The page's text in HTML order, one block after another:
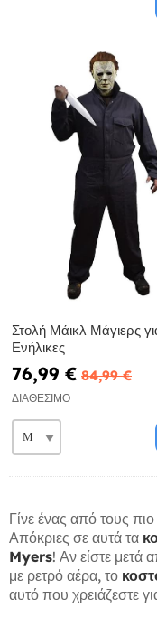
Στολή Μάικλ Μάγιερς
Ενήλικες
76,99 € 84,99 €
ΔΙΑΘΈΣΙΜΟ
Γίνε ένας από τους
Απόκριες σε αυτά τα
Myers! Αν είστε μετά
με ρετρό αέρα, το
αυτό που χρειάζεστε